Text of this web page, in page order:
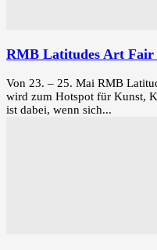
RMB Latitudes Art
Von 23. – 25. Mai RMB
wird zum Hotspot für Kunst,
ist dabei, wenn sich...